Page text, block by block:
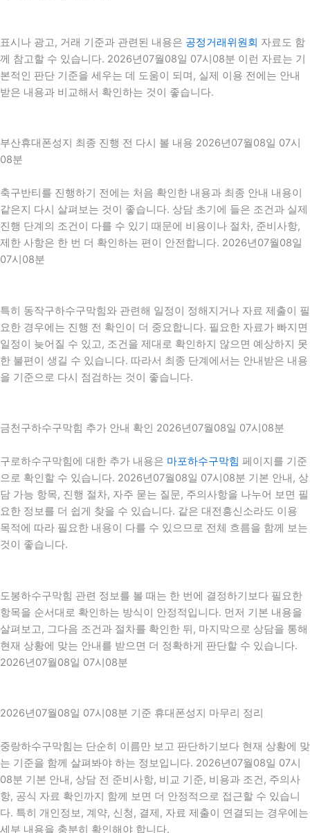
표시나 광고, 거래 기준과 관련된 내용은 공정거래위원회 자료도 함
께 참고할 수 있습니다. 2026년07월08일 07시08분 이런 자료는 기
본적인 판단 기준을 세우는 데 도움이 되며, 실제 이용 전에는 안내
받은 내용과 비교해서 확인하는 것이 좋습니다.
부산휴대폰성지 최종 진행 전 다시 볼 내용 2026년07월08일 07시
08분
축구반티를 진행하기 전에는 처음 확인한 내용과 최종 안내 내용이
같은지 다시 살펴보는 것이 좋습니다. 상담 초기에 들은 조건과 실제
진행 단계의 조건이 다를 수 있기 때문에 비용이나 절차, 준비사항,
제한 사항은 한 번 더 확인하는 편이 안전합니다. 2026년07월08일
07시08분
특히 동작구하수구막힘와 관련해 일정이 정해지거나 자료 제출이 필
요한 경우에는 진행 전 확인이 더 중요합니다. 필요한 자료가 빠지면
일정이 늦어질 수 있고, 조건을 제대로 확인하지 않으면 예상하지 못
한 불편이 생길 수 있습니다. 따라서 최종 단계에서는 안내받은 내용
을 기준으로 다시 점검하는 것이 좋습니다.
금천구하수구막힘 추가 안내 확인 2026년07월08일 07시08분
구로하수구막힘에 대한 추가 내용은 마포하수구막힘 페이지를 기준
으로 확인할 수 있습니다. 2026년07월08일 07시08분 기본 안내, 상
담 가능 항목, 진행 절차, 자주 묻는 질문, 주의사항을 나누어 보면 필
요한 정보를 더 쉽게 찾을 수 있습니다. 같은 대전흥신소라도 이용
목적에 따라 필요한 내용이 다를 수 있으므로 전체 흐름을 함께 보는
것이 좋습니다.
도봉하수구막힘 관련 정보를 볼 때는 한 번에 결정하기보다 필요한
항목을 순서대로 확인하는 방식이 안정적입니다. 먼저 기본 내용을
살펴보고, 그다음 조건과 절차를 확인한 뒤, 마지막으로 상담을 통해
현재 상황에 맞는 안내를 받으면 더 정확하게 판단할 수 있습니다.
2026년07월08일 07시08분
2026년07월08일 07시08분 기준 휴대폰성지 마무리 정리
중랑하수구막힘는 단순히 이름만 보고 판단하기보다 현재 상황에 맞
는 기준을 함께 살펴봐야 하는 정보입니다. 2026년07월08일 07시
08분 기본 안내, 상담 전 준비사항, 비교 기준, 비용과 조건, 주의사
항, 공식 자료 확인까지 함께 보면 더 안정적으로 접근할 수 있습니
다. 특히 개인정보, 계약, 신청, 결제, 자료 제출이 연결되는 경우에는
세부 내용을 충분히 확인해야 합니다.